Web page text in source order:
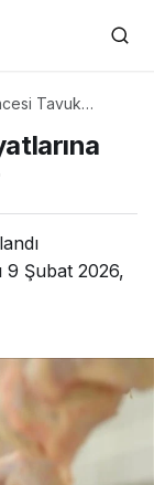
Tavuk
9 Şubat 2026,